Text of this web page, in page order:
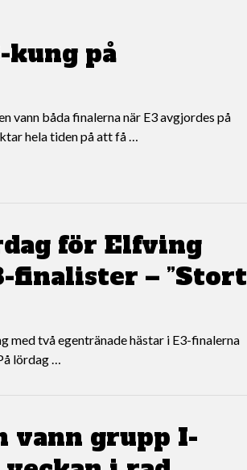
kung på
vann båda finalerna när E3 avgjordes på
hela tiden på att få …
för Elfving
finalister – ”Stort
med två egentränade hästar i E3-finalerna
lördag …
vann grupp I-